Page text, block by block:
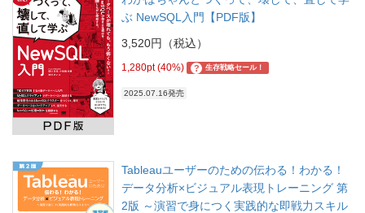
ぶ NewSQL入門【PDF版】
3,520円（税込）
1,280pt (40%) ? 生存戦略セール！
2025.07.16発売
Tableauユーザーのための伝わる！わかる！
データ分析×ビジュアル表現トレーニング 第
2版 ～演習で身につく実践的な即戦力スキル